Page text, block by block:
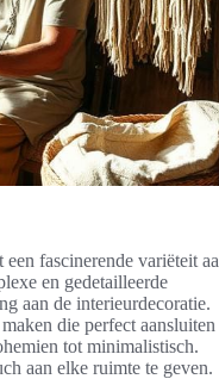
een fascinerende variëteit
en gedetailleerde
aan de interieurdecoratie.
die perfect aansluiten
tot minimalistisch.
aan elke ruimte te geven.